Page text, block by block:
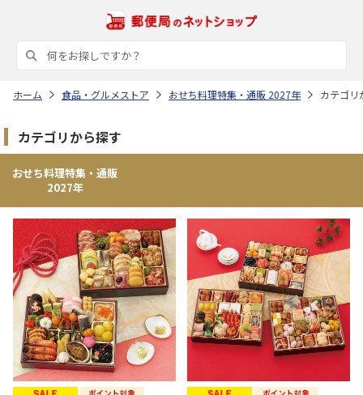
ホーム 食品・グルメストア おせち料理特集・通販 2027年 カテゴリ
カテゴリから探す
おせち料理特集・通販
2027年